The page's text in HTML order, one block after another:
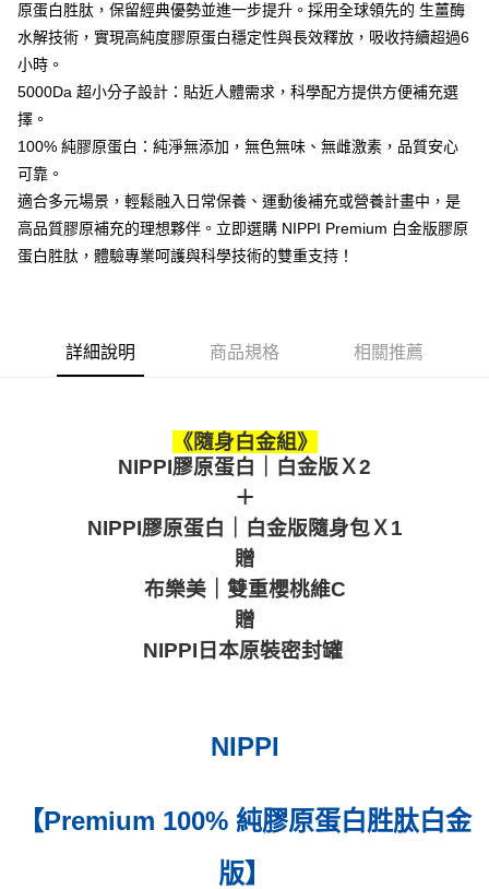
【注意事項】
1.本服務係由「台灣大哥大股份有限公司」（以下簡稱本公司）所提供，讓
用戶於交易時，得透過本服務購買商品或服務，並由商店將買賣／分期付款
買賣價金債權讓與本公司後，依約使用本公司帳單繳交帳款。
2.基於同意付款使用「大哥付你分期」之契約關係目的，商店將以您的個人
資料（包含姓名、電話或地址）提供予台灣大哥大進項蒐集、處理及利用，
由本公司與您本人進行分期帳單所需資料之確認、核對及更正。
3.完整用戶服務條款，請詳閱以下連結：
免運費
宅配滿$2000免運
離島宅配固定運費$290
每筆NT$290
原蛋白胜肽，保留經典優勢並進一步提升。採用全球領先的 生薑酶
水解技術，實現高純度膠原蛋白穩定性與長效釋放，吸收持續超過6
小時。
5000Da 超小分子設計：貼近人體需求，科學配方提供方便補充選
擇。
100% 純膠原蛋白：純淨無添加，無色無味、無雌激素，品質安心
可靠。
適合多元場景，輕鬆融入日常保養、運動後補充或營養計畫中，是
高品質膠原補充的理想夥伴。立即選購 NIPPI Premium 白金版膠原
蛋白胜肽，體驗專業呵護與科學技術的雙重支持！
詳細說明 商品規格 相關推薦
《隨身白金組》
NIPPI膠原蛋白｜白金版Ｘ2
＋
NIPPI膠原蛋白｜白金版隨身包Ｘ1
贈
布樂美｜雙重櫻桃維C
贈
NIPPI日本原裝密封罐
NIPPI
【Premium 100% 純膠原蛋白胜肽白金
版】